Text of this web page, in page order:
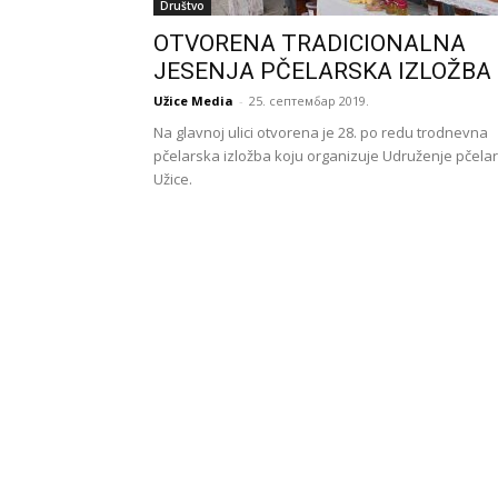
Društvo
OTVORENA TRADICIONALNA
JESENJA PČELARSKA IZLOŽBA
Užice Media - 25. септембар 2019.
Na glavnoj ulici otvorena je 28. po redu trodnevna
pčelarska izložba koju organizuje Udruženje
Užice.